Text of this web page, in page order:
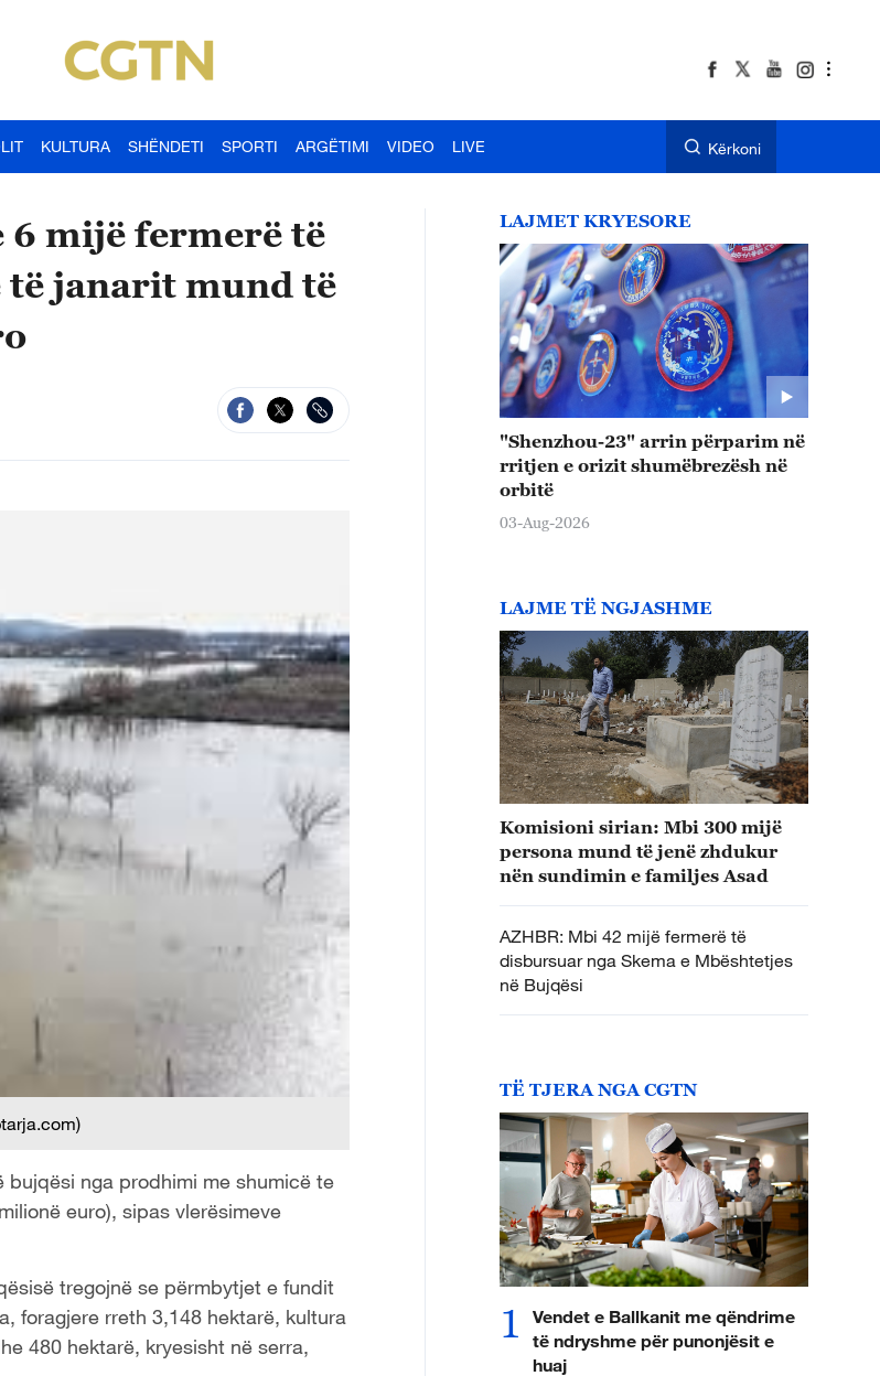
KULTURA SHËNDETI SPORTI ARGËTIMI VIDEO LIVE Kërkoni
6 mijë fermerë të
të janarit mund të
nga prodhimi me shumicë te
euro), sipas vlerësimeve
tregojnë se përmbytjet e fundit
foragjere rreth 3,148 hektarë, kultura
480 hektarë, kryesisht në serra,
LAJMET KRYESORE
"Shenzhou-23" arrin përparim në
rritjen e orizit shumëbrezësh në
orbitë
03-Aug-2026
LAJME TË NGJASHME
Komisioni sirian: Mbi 300 mijë
persona mund të jenë zhdukur
nën sundimin e familjes Asad
AZHBR: Mbi 42 mijë fermerë të
disbursuar nga Skema e Mbështetjes
në Bujqësi
TË TJERA NGA CGTN
1
Vendet e Ballkanit me qëndrime
të ndryshme për punonjësit e
huaj